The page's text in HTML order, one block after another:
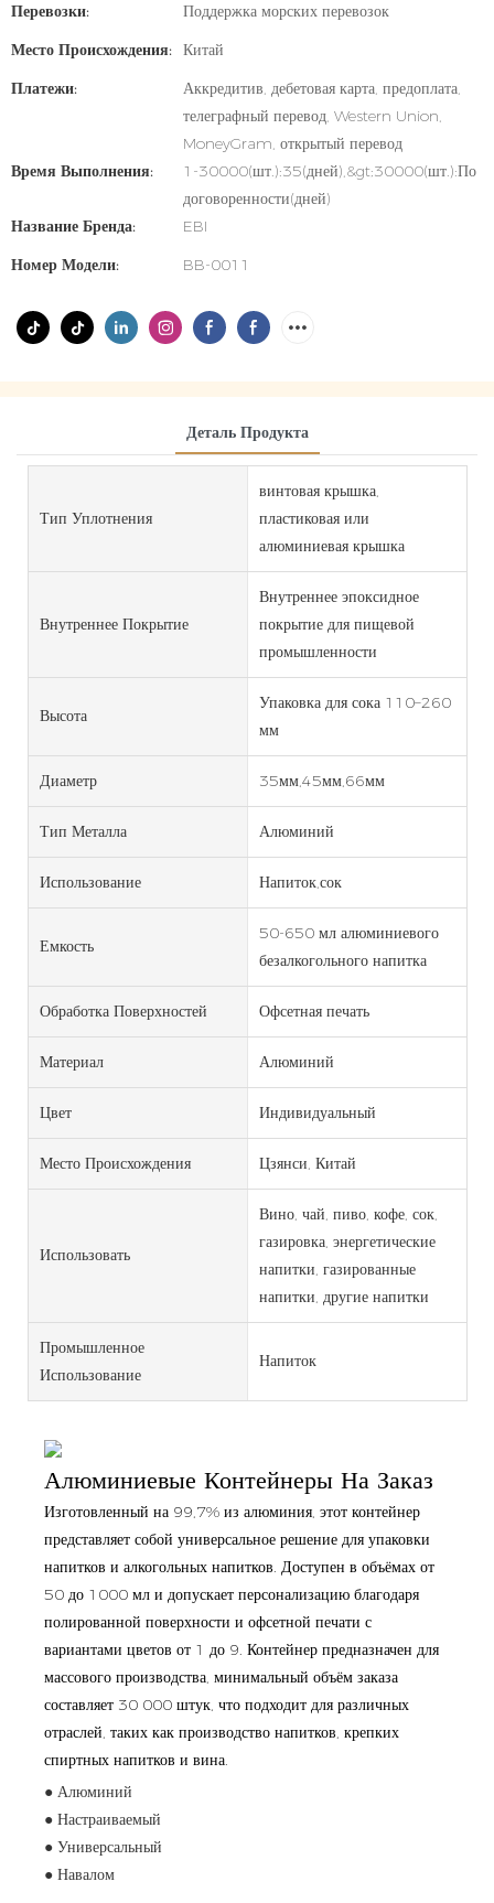
Перевозки:
Поддержка морских перевозок
Место Происхождения: Китай
Платежи:
Аккредитив, дебетовая карта, предоплата,
телеграфный перевод, Western Union,
MoneyGram, открытый перевод
Время Выполнения:
1-30000(шт.):35(дней),&gt;30000(шт.):По
договоренности(дней)
Название Бренда:
EBI
Номер Модели:
BB-0011
Деталь Продукта
Тип Уплотнения
винтовая крышка,
пластиковая или
алюминиевая крышка
Внутреннее Покрытие
Внутреннее эпоксидное
покрытие для пищевой
промышленности
Высота
Упаковка для сока 110–260
мм
Диаметр 35мм,45мм,66мм
Тип Металла Алюминий
Использование Напиток,сок
Емкость
50-650 мл алюминиевого
безалкогольного напитка
Обработка Поверхностей Офсетная печать
Материал Алюминий
Цвет Индивидуальный
Место Происхождения Цзянси, Китай
Использовать
Вино, чай, пиво, кофе, сок,
газировка, энергетические
напитки, газированные
напитки, другие напитки
Промышленное
Использование
Напиток
Алюминиевые Контейнеры На Заказ
Изготовленный на 99,7% из алюминия, этот контейнер
представляет собой универсальное решение для упаковки
напитков и алкогольных напитков. Доступен в объёмах от
50 до 1000 мл и допускает персонализацию благодаря
полированной поверхности и офсетной печати с
вариантами цветов от 1 до 9. Контейнер предназначен для
массового производства, минимальный объём заказа
составляет 30 000 штук, что подходит для различных
отраслей, таких как производство напитков, крепких
спиртных напитков и вина.
● Алюминий
● Настраиваемый
● Универсальный
● Навалом